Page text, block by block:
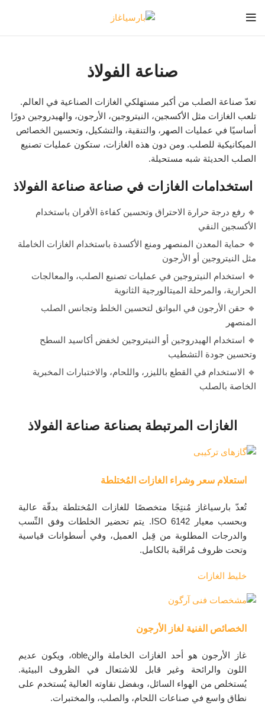
صناعة الفولاذ
تعدّ صناعة الصلب من أكبر مستهلكي الغازات الصناعية في العالم.
تلعب الغازات مثل الأكسجين، النيتروجين، الأرجون، والهيدروجين دورًا
أساسيًا في عمليات الصهر، والتنقية، والتشكيل، وتحسين الخصائص
الميكانيكية للصلب. ومن دون هذه الغازات، ستكون عمليات تصنيع
الصلب الحديثة شبه مستحيلة.
استخدامات الغازات في صناعة صناعة الفولاذ
🔹 رفع درجة حرارة الاحتراق وتحسين كفاءة الأفران باستخدام
الأكسجين النقي
🔹 حماية المعدن المنصهر ومنع الأكسدة باستخدام الغازات الخاملة
مثل النيتروجين أو الأرجون
🔹 استخدام النيتروجين في عمليات تصنيع الصلب، والمعالجات
الحرارية، والمرحلة الميتالورجية الثانوية
🔹 حقن الأرجون في البواتق لتحسين الخلط وتجانس الصلب
المنصهر
🔹 استخدام الهيدروجين أو النيتروجين لخفض أكاسيد السطح
وتحسين جودة التشطيب
🔹 الاستخدام في القطع بالليزر، واللحام، والاختبارات المخبرية
الخاصة بالصلب
الغازات المرتبطة بصناعة صناعة الفولاذ
استعلام سعر وشراء الغازات المُختلطة
تُعدّ بارسیاغاز مُنتِجًا متخصصًا للغازات المُختلطة بدقّة عالية
وبحسب معيار ISO 6142. يتم تحضير الخلطات وفق النِّسب
والدرجات المطلوبة من قِبل العميل، وفي أسطوانات قياسية
وتحت ظروف مُراقَبة بالكامل.
خليط الغازات
الخصائص الفنية لغاز الأرجون
غاز الأرجون هو أحد الغازات الخاملة والنoble، ويكون عديم
اللون والرائحة وغير قابل للاشتعال في الظروف البيئية.
يُستخلص من الهواء السائل، وبفضل نقاوته العالية يُستخدم على
نطاق واسع في صناعات اللحام، والصلب، والمختبرات.